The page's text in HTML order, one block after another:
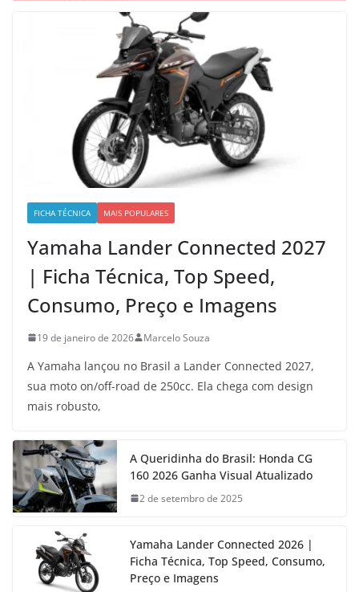
FICHA TÉCNICA MAIS POPULARES
Yamaha Lander Connected 2027
| Ficha Técnica, Top Speed,
Consumo, Preço e Imagens
19 de janeiro de 2026 Marcelo Souza
A Yamaha lançou no Brasil a Lander Connected 2027,
sua moto on/off-road de 250cc. Ela chega com design
mais robusto,
A Queridinha do Brasil: Honda CG
160 2026 Ganha Visual Atualizado
2 de setembro de 2025
Yamaha Lander Connected 2026 |
Ficha Técnica, Top Speed, Consumo,
Preço e Imagens